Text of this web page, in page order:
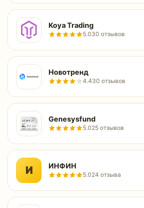
Koya Trading
5.030 отзывов
Новотренд
4.430 отзывов
Genesysfund
5.025 отзывов
И ИНФИН
5.024 отзыва